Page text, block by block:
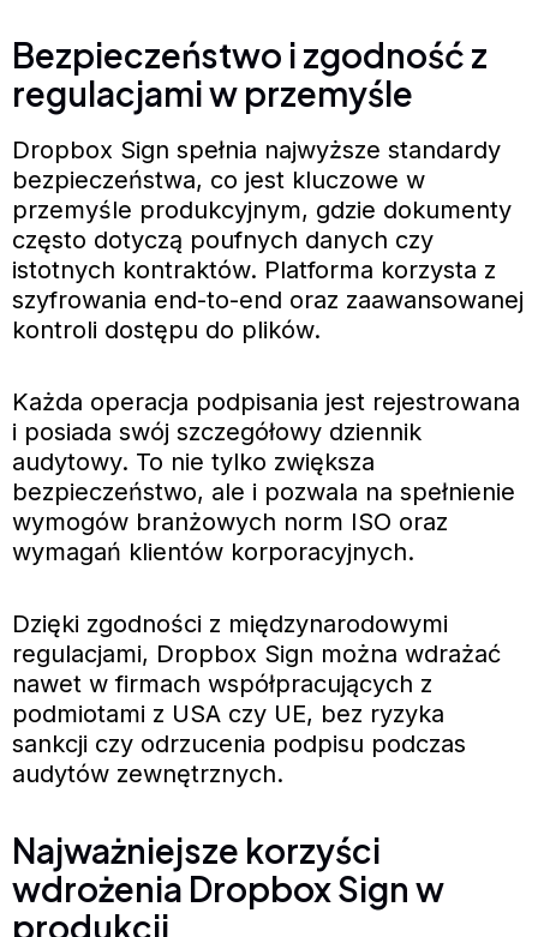
Bezpieczeństwo i zgodność z
regulacjami w przemyśle
Dropbox Sign spełnia najwyższe standardy
bezpieczeństwa, co jest kluczowe w
przemyśle produkcyjnym, gdzie dokumenty
często dotyczą poufnych danych czy
istotnych kontraktów. Platforma korzysta z
szyfrowania end-to-end oraz zaawansowanej
kontroli dostępu do plików.
Każda operacja podpisania jest rejestrowana
i posiada swój szczegółowy dziennik
audytowy. To nie tylko zwiększa
bezpieczeństwo, ale i pozwala na spełnienie
wymogów branżowych norm ISO oraz
wymagań klientów korporacyjnych.
Dzięki zgodności z międzynarodowymi
regulacjami, Dropbox Sign można wdrażać
nawet w firmach współpracujących z
podmiotami z USA czy UE, bez ryzyka
sankcji czy odrzucenia podpisu podczas
audytów zewnętrznych.
Najważniejsze korzyści
wdrożenia Dropbox Sign w
produkcji